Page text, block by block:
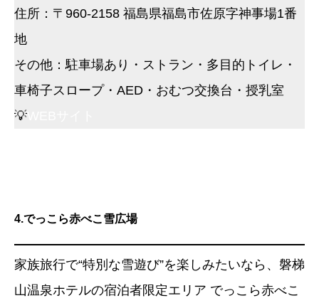
住所：〒960-2158 福島県福島市佐原字神事場1番
地
その他：駐車場あり・ストラン・多目的トイレ・
車椅子スロープ・AED・おむつ交換台・授乳室
💡
4.でっこら赤べこ雪広場
家族旅行で“特別な雪遊び”を楽しみたいなら、磐梯
山温泉ホテルの宿泊者限定エリア でっこら赤べこ